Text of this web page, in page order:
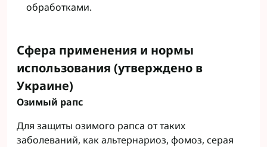
обработками.
Сфера применения и нормы
использования (утверждено в
Украине)
Озимый рапс
Для защиты озимого рапса от таких
заболеваний, как альтернариоз, фомоз, серая